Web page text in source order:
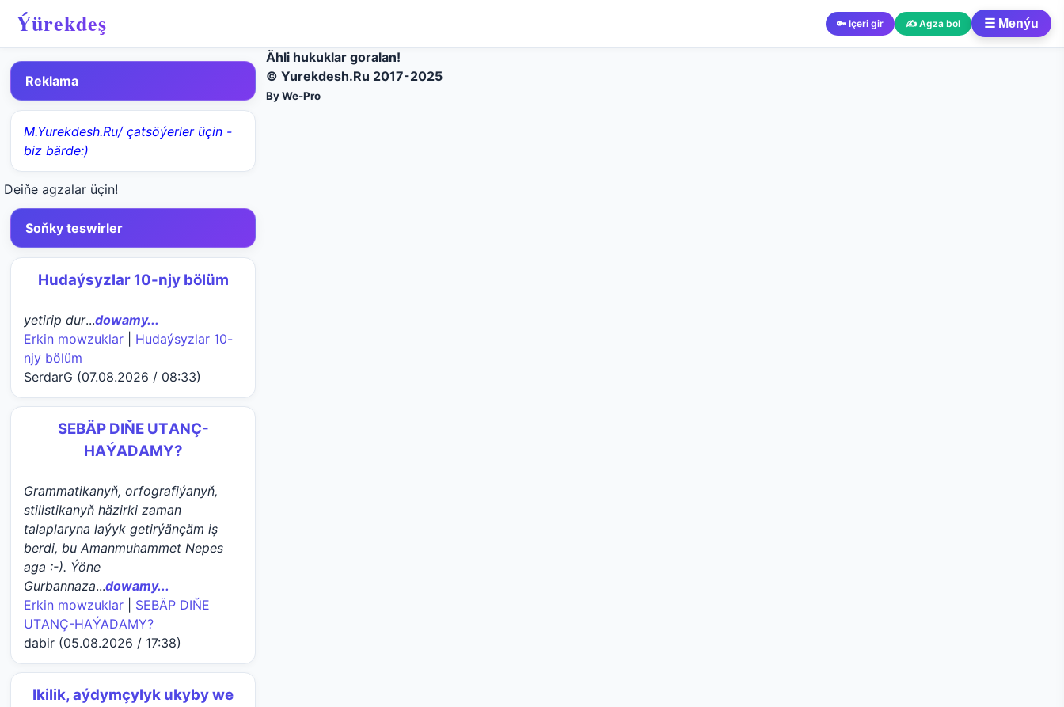
Ýürekdeş 🔑 Içeri gir ✍️ Agza bol ☰ Menýu
Reklama
M.Yurekdesh.Ru/ çatsöýerler üçin -
biz bärde:)
Deiňe agzalar üçin!
Soňky teswirler
Hudaýsyzlar 10-njy bölüm
yetirip dur...dowamy...
Erkin mowzuklar
Hudaýsyzlar 10-
njy bölüm
SerdarG (07.08.2026 / 08:33)
SEBÄP DIŇE UTАNÇ-
HАÝADАMY?
Grammatikanyň, orfografiýanyň,
stilistikanyň häzirki zaman
talaplaryna laýyk getirýänçäm iş
berdi, bu Amanmuhammet Nepes
aga :-). Ýöne
Gurbannaza...dowamy...
Erkin mowzuklar
SEBÄP DIŇE
UTАNÇ-HАÝADАMY?
dabir (05.08.2026 / 17:38)
Ikilik, aýdymçylyk ukyby we
Ähli hukuklar goralan!
© Yurekdesh.Ru 2017-2025
By We-Pro